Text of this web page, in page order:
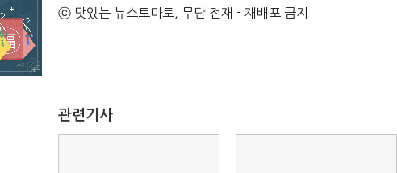
ⓒ 맛있는 뉴스토마토, 무단 전재 - 재배포 금지
관련기사